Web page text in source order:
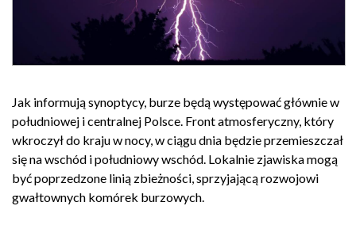
Jak informują synoptycy, burze będą występować głównie w
południowej i centralnej Polsce. Front atmosferyczny, który
wkroczył do kraju w nocy, w ciągu dnia będzie przemieszczał
się na wschód i południowy wschód. Lokalnie zjawiska mogą
być poprzedzone linią zbieżności, sprzyjającą rozwojowi
gwałtownych komórek burzowych.